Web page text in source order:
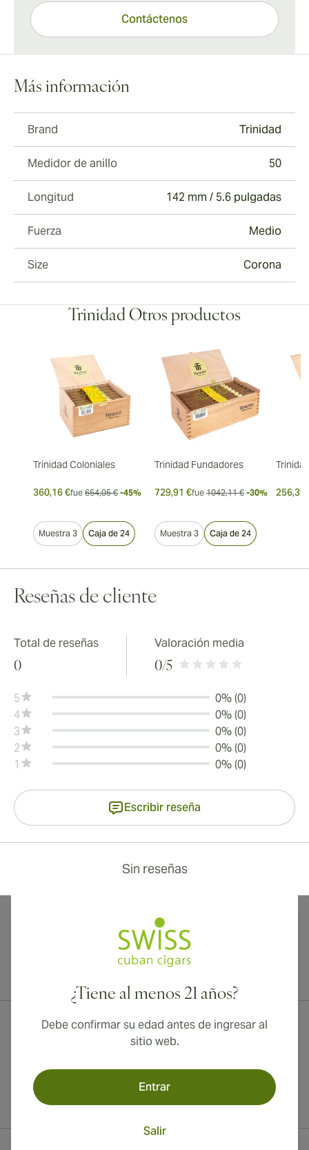
Contáctenos
Más información
Brand Trinidad
Medidor de anillo 50
Longitud 142 mm / 5.6 pulgadas
Fuerza Medio
Size Corona
Trinidad Otros productos
Trinidad Coloniales
360,16 €fue 654,05 € -45%
Muestra 3 Caja de 24
Trinidad Fundadores
729,91 €fue 1042,11 € -30%
Muestra 3 Caja de 24
256,39
Reseñas de cliente
Total de reseñas
0
Valoración media
0/5
5
0% (0)
4
0% (0)
3
0% (0)
2
0% (0)
1
0% (0)
Escribir reseña
Sin reseñas
¿Tiene al menos 21 años?
Debe confirmar su edad antes de ingresar al
sitio web.
Entrar
Salir